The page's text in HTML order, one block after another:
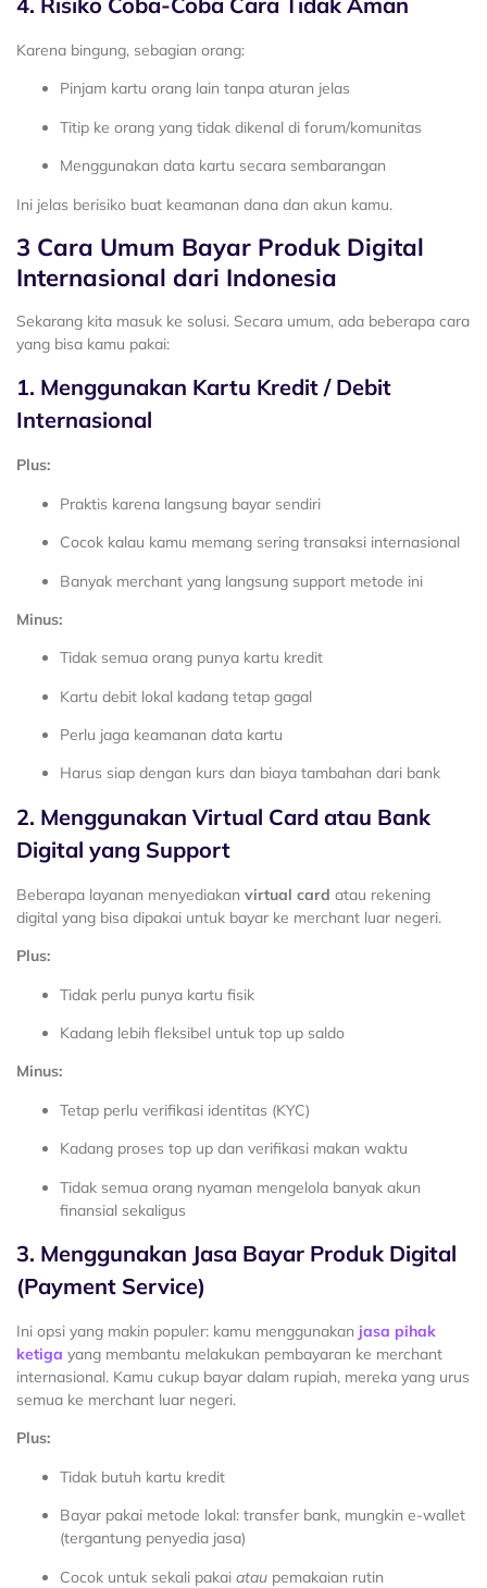
Karena bingung, sebagian orang:
Pinjam kartu orang lain tanpa aturan jelas
Titip ke orang yang tidak dikenal di forum/komunitas
Menggunakan data kartu secara sembarangan
Ini jelas berisiko buat keamanan dana dan akun kamu.
3 Cara Umum Bayar Produk Digital
Internasional dari Indonesia
Sekarang kita masuk ke solusi. Secara umum, ada beberapa cara
yang bisa kamu pakai:
1. Menggunakan Kartu Kredit / Debit
Internasional
Plus:
Praktis karena langsung bayar sendiri
Cocok kalau kamu memang sering transaksi internasional
Banyak merchant yang langsung support metode ini
Minus:
Tidak semua orang punya kartu kredit
Kartu debit lokal kadang tetap gagal
Perlu jaga keamanan data kartu
Harus siap dengan kurs dan biaya tambahan dari bank
2. Menggunakan Virtual Card atau Bank
Digital yang Support
Beberapa layanan menyediakan virtual card atau rekening
digital yang bisa dipakai untuk bayar ke merchant luar negeri.
Plus:
Tidak perlu punya kartu fisik
Kadang lebih fleksibel untuk top up saldo
Minus:
Tetap perlu verifikasi identitas (KYC)
Kadang proses top up dan verifikasi makan waktu
Tidak semua orang nyaman mengelola banyak akun
finansial sekaligus
3. Menggunakan Jasa Bayar Produk Digital
(Payment Service)
Ini opsi yang makin populer: kamu menggunakan jasa pihak
ketiga yang membantu melakukan pembayaran ke merchant
internasional. Kamu cukup bayar dalam rupiah, mereka yang urus
semua ke merchant luar negeri.
Plus:
Tidak butuh kartu kredit
Bayar pakai metode lokal: transfer bank, mungkin e-wallet
(tergantung penyedia jasa)
Cocok untuk sekali pakai atau pemakaian rutin